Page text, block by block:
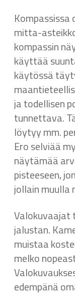
Kompassissa
mitta-
kompassin
käyttää
käytössä
ja todellisen
tunnettava.
löytyy mm.
Ero selviää
näytämää
pisteeseen,
jollain muulla
jalustan.
muistaa
melko
edempänä